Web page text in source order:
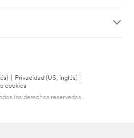
Privacidad (US, Inglés)
cookies
los derechos reservados..